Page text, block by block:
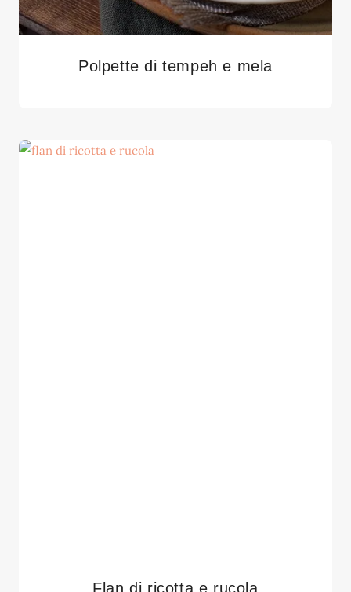
Polpette di tempeh e mela
Flan di ricotta e rucola